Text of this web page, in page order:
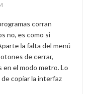
corran
no, es como si
la falta del menú
de cerrar,
en el modo metro. Lo
copiar la interfaz